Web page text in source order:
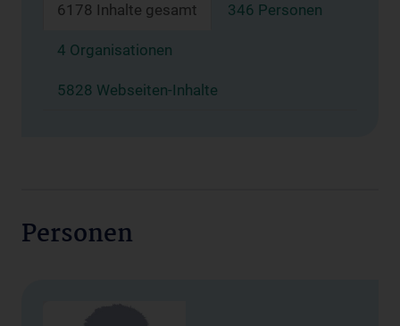
6178 Inhalte gesamt 346 Personen
4 Organisationen
5828 Webseiten-Inhalte
Personen